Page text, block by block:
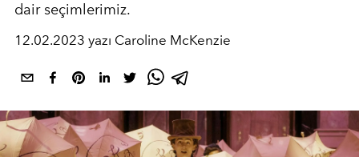
dair seçimlerimiz.
12.02.2023 yazı Caroline McKenzie